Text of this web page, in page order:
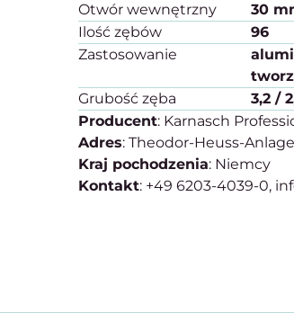
Otwór wewnętrzny
30
Ilość zębów
96
Zastosowanie
Grubość zęba
3,2 /
Producent: Karnasch
Adres: Theodor-Heuss-
Kraj pochodzenia: Niemcy
Kontakt: +49 6203-4039-0,